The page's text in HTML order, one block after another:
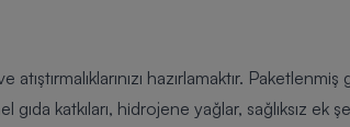
hazırlamaktır. Paketlenmiş
katkıları, hidrojene yağlar, sağlıksız ek